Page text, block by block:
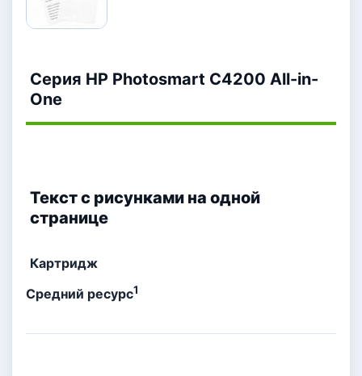
Серия HP Photosmart C4200 All-in-
One
Текст с рисунками на одной
странице
Картридж
Средний ресурс1